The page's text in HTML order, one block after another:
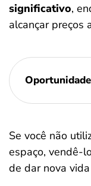
significativo,
alcançar preços
Se você não
espaço, vendê-
de dar nova